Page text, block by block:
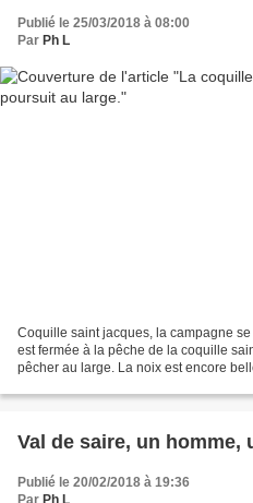
Publié le 25/03/2018 à 08:00
Par Ph L
Coquille saint jacques, la campagne
est fermée à la pêche de la coquille
pêcher au large. La noix est encore
Val de saire, un homme,
Publié le 20/02/2018 à 19:36
Par Ph L